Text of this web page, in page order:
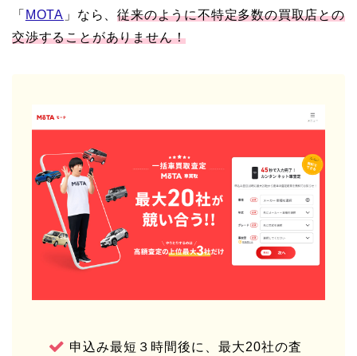
「 MOTA 」なら、従来のように不特定多数の買取店との
交渉することがありません！
申込み最短３時間後に、最大20社の査